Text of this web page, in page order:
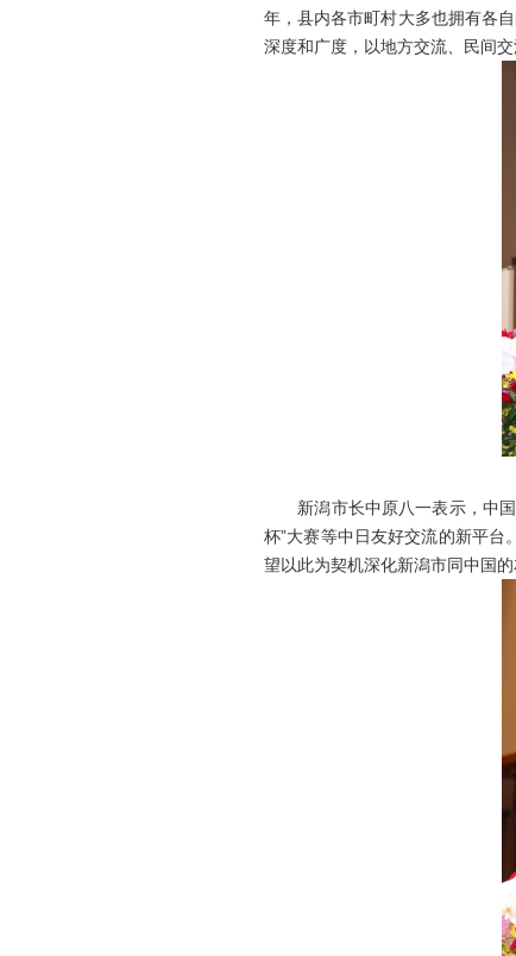
年，县内各市町村大多也拥有各
深度和广度，以地方交流、民间
新潟市长中原八一表示，中国
杯”大赛等中日友好交流的新平
望以此为契机深化新潟市同中国的